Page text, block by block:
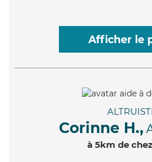
Afficher le
Corinne H.,
à 5km de